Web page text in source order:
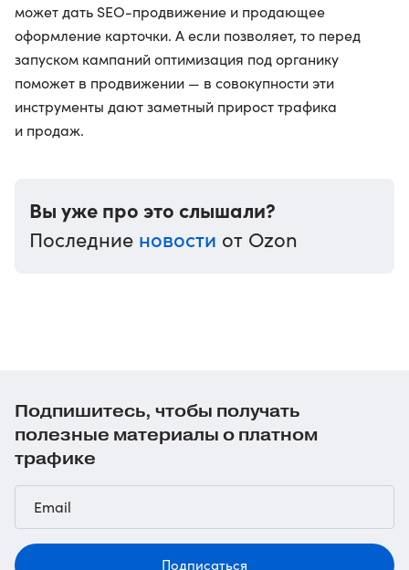
может дать SEO-продвижение и продающее
оформление карточки. А если позволяет, то перед
запуском кампаний оптимизация под органику
поможет в продвижении — в совокупности эти
инструменты дают заметный прирост трафика
и продаж.
Вы уже про это слышали?
Последние новости от Ozon
Подпишитесь, чтобы получать
полезные материалы о платном
трафике
Подписаться